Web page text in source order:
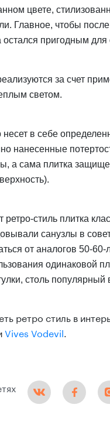
цвете,
Главное, чтобы
остался пригодным
за счет
светом.
несет в себе
нанесенные
а сама плитка
ретро-стиль плитка
санузлы в
от аналогов 50-
одинаковой
столь
ретро стиль в
Vives Vodevil .